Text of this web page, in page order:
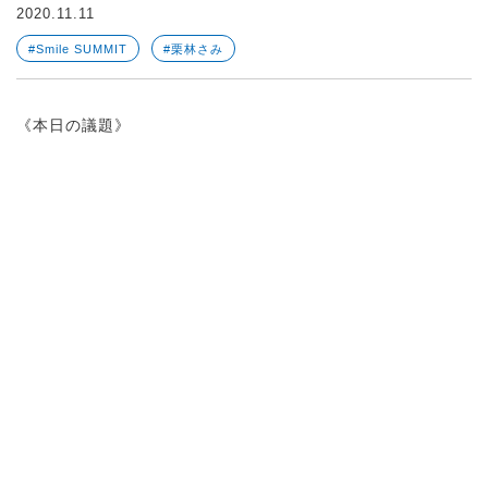
2020.11.11
#Smile SUMMIT #栗林さみ
《本日の議題》